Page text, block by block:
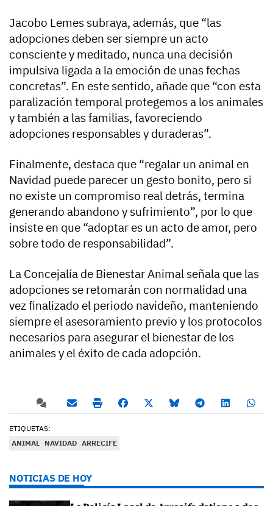
Jacobo Lemes subraya, además, que “las
adopciones deben ser siempre un acto
consciente y meditado, nunca una decisión
impulsiva ligada a la emoción de unas fechas
concretas”. En este sentido, añade que “con esta
paralización temporal protegemos a los animales
y también a las familias, favoreciendo
adopciones responsables y duraderas”.
Finalmente, destaca que “regalar un animal en
Navidad puede parecer un gesto bonito, pero si
no existe un compromiso real detrás, termina
generando abandono y sufrimiento”, por lo que
insiste en que “adoptar es un acto de amor, pero
sobre todo de responsabilidad”.
La Concejalía de Bienestar Animal señala que las
adopciones se retomarán con normalidad una
vez finalizado el periodo navideño, manteniendo
siempre el asesoramiento previo y los protocolos
necesarios para asegurar el bienestar de los
animales y el éxito de cada adopción.
ETIQUETAS:
ANIMAL
NAVIDAD ARRECIFE
NOTICIAS DE HOY